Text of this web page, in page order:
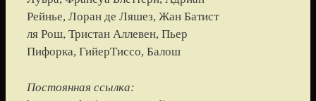
Рейнье, Лоран де Ляшез, Жан Батист
ля Рош, Тристан Аллевен, Пьер
Пифорка, ГийерТиссо, Балош
Постоянная ссылка: